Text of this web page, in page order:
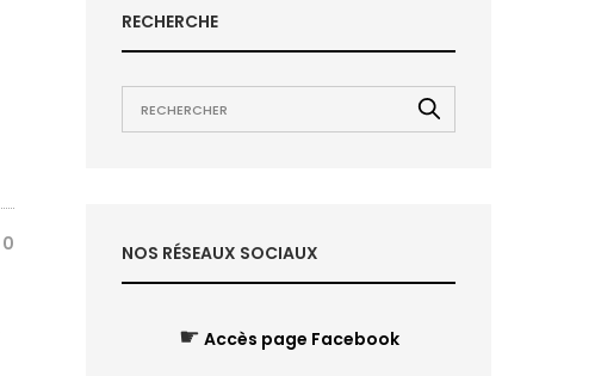
0
RECHERCHE
NOS RÉSEAUX SOCIAUX
☛ Accès page Facebook